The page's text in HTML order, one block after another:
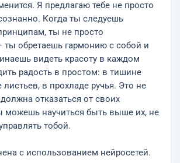
Я предлагаю тебе не просто
Когда ты следуешь
ты не просто
ты обретаешь гармонию с собой и
видеть красоту в каждом
радость в простом: в тишине
листьев, в прохладе ручья. Это не
отказаться от своих
можешь научиться быть выше их, не
тобой.
с использованием нейросетей.